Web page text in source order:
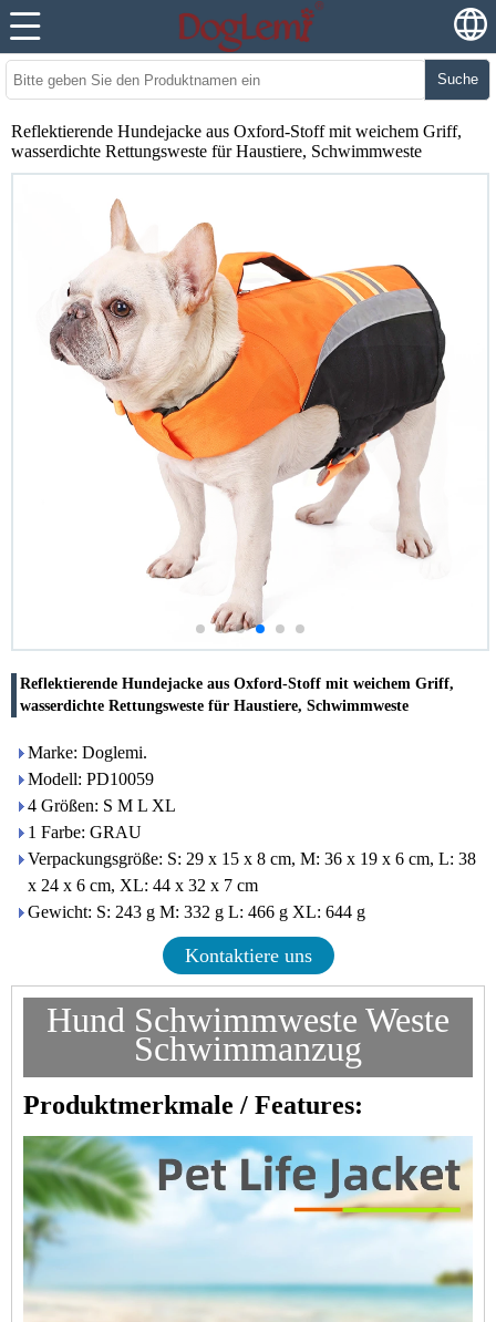
Suche
Reflektierende Hundejacke aus Oxford-Stoff mit weichem Griff,
wasserdichte Rettungsweste für Haustiere, Schwimmweste
Reflektierende Hundejacke aus Oxford-Stoff mit weichem Griff,
wasserdichte Rettungsweste für Haustiere, Schwimmweste
Marke: Doglemi.
Modell: PD10059
4 Größen: S M L XL
1 Farbe: GRAU
Verpackungsgröße: S: 29 x 15 x 8 cm, M: 36 x 19 x 6 cm, L: 38
x 24 x 6 cm, XL: 44 x 32 x 7 cm
Gewicht: S: 243 g M: 332 g L: 466 g XL: 644 g
Kontaktiere uns
Hund Schwimmweste Weste
Schwimmanzug
Produktmerkmale / Features: